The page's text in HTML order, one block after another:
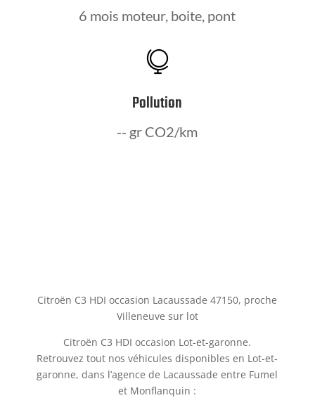
6 mois moteur, boite, pont

Pollution
-- gr CO2/km
Citroën C3 HDI occasion Lacaussade 47150, proche
Villeneuve sur lot
Citroën C3 HDI occasion Lot-et-garonne.
Retrouvez tout nos véhicules disponibles en Lot-et-
garonne, dans l’agence de Lacaussade entre Fumel
et Monflanquin :